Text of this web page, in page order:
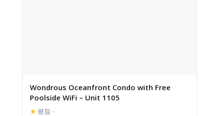
Wondrous Oceanfront Condo with Free
Poolside WiFi – Unit 1105
★ 평점 –